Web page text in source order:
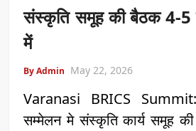
संस्कृति समूह की बैठक 4-5
में
By Admin May 22, 2026
Varanasi BRICS
सम्मेलन मे संस्कृति कार्य समूह